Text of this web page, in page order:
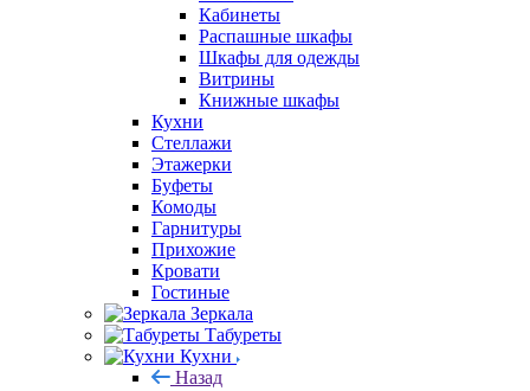
Кабинеты
Распашные шкафы
Шкафы для одежды
Витрины
Книжные шкафы
Кухни
Стеллажи
Этажерки
Буфеты
Комоды
Гарнитуры
Прихожие
Кровати
Гостиные
Зеркала
Табуреты
Кухни
Назад